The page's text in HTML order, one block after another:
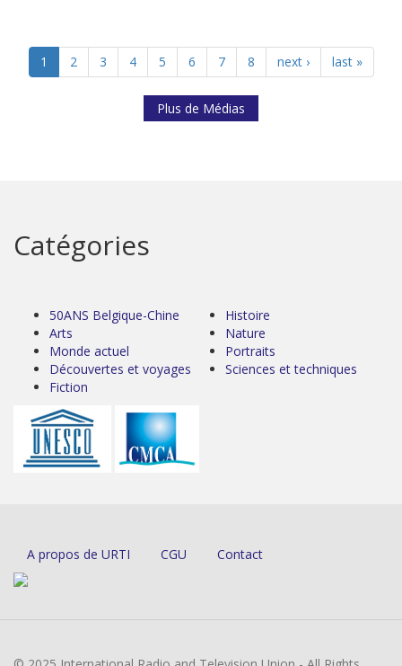
1 2 3 4 5 6 7 8 next › last »
Plus de Médias
Catégories
50ANS Belgique-Chine
Arts
Monde actuel
Découvertes et voyages
Fiction
Histoire
Nature
Portraits
Sciences et techniques
A propos de URTI CGU Contact